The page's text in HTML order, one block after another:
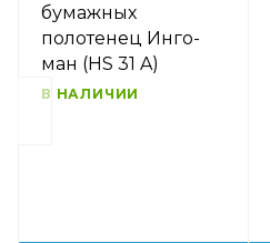
бумажных
полотенец Инго-
ман (HS 31 A)
В НАЛИЧИИ